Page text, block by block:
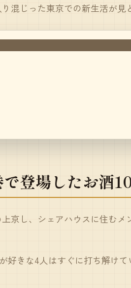
混じった東京での新生活が見
登場したお酒
京し、シェアハウスに住む
きな4人はすぐに打ち解けて